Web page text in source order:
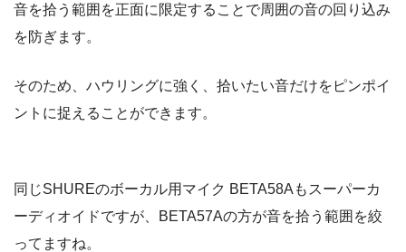
音を拾う範囲を正面に限定することで周囲の音の回り込み
を防ぎます。
そのため、ハウリングに強く、拾いたい音だけをピンポイ
ントに捉えることができます。
同じSHUREのボーカル用マイク BETA58Aもスーパーカ
ーディオイドですが、BETA57Aの方が音を拾う範囲を絞
ってますね。